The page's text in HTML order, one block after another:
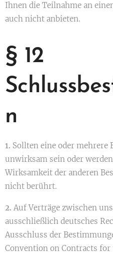
Ihnen die Teilnahme an
auch nicht anbieten.
§ 12
n
1. Sollten eine oder mehrere
unwirksam sein oder
Wirksamkeit der anderen
nicht berührt.
2. Auf Verträge zwischen
ausschließlich deutsches
Ausschluss der
Convention on Contracts